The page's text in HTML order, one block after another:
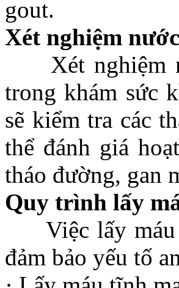
gout.
Xét nghiệm
Xét nghiệm
trong khám sức
sẽ kiểm tra các
thể đánh giá
tháo đường, gan
Quy trình lấy
Việc lấy máu
đảm bảo yếu tố